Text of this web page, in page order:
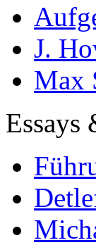
J.
Max
Essays